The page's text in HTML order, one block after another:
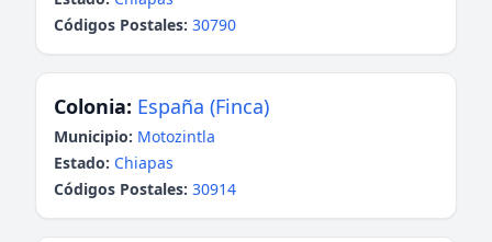
Códigos Postales: 30790
Colonia: España (Finca)
Municipio: Motozintla
Estado: Chiapas
Códigos Postales: 30914